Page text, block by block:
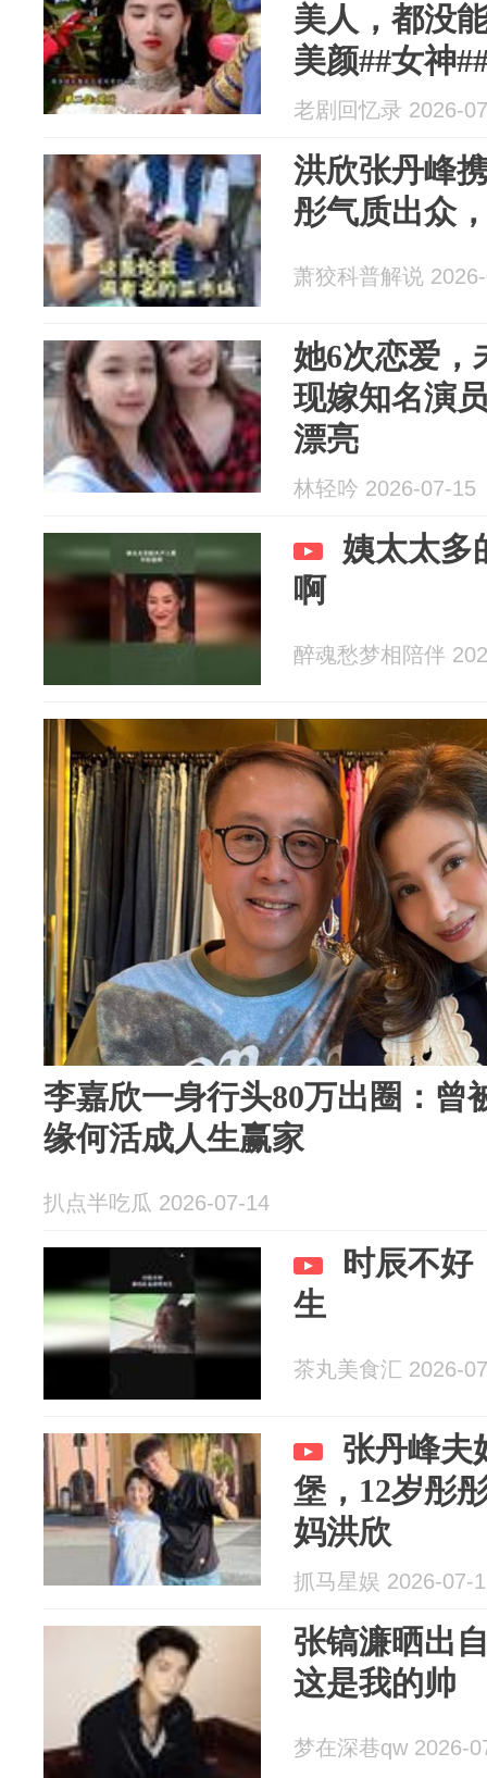
美人，都没
美颜##女神
老剧回忆录 2026-
洪欣张丹峰
彤气质出众
萧狡科普解说
她6次恋爱，
现嫁知名演
漂亮
林轻吟 2026-07-15
姨太太多
啊
醉魂愁梦相陪伴
李嘉欣一身行头80万出圈：曾
缘何活成人生赢家
扒点半吃瓜 2026-07-14
时辰不好
生
茶丸美食汇 2026-
张丹峰夫
堡，12岁彤
妈洪欣
抓马星娱 2026-07-
张镐濂晒出
这是我的帅
梦在深巷qw 2026-